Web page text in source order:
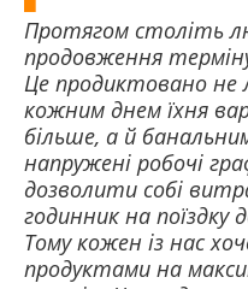
Протягом століть
продовження
Це продиктовано не
кожним днем ​​їхня
більше, а й
напружені робочі
дозволити собі
годинник на поїздку
Тому кожен із нас
продуктами на